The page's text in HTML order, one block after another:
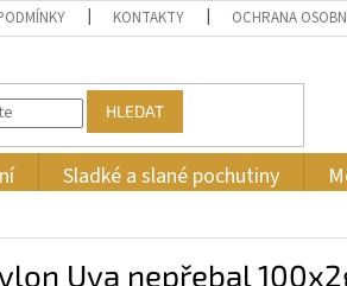
KONTAKTY OCHRANA
HLEDAT
Sladké a slané pochutiny
Uva nepřebal